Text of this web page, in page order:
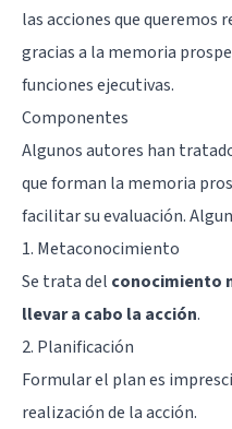
las acciones que queremos
gracias a la memoria
funciones ejecutivas.
Componentes
Algunos autores han
que forman la memoria
facilitar su evaluación.
1. Metaconocimiento
Se trata del conocimiento
llevar a cabo la acción.
2. Planificación
Formular el plan es
realización de la acción.